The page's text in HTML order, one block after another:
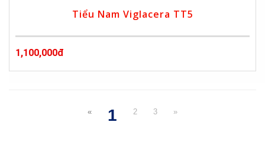
Tiểu Nam Viglacera TT5
1,100,000đ
«
1
2 3 »